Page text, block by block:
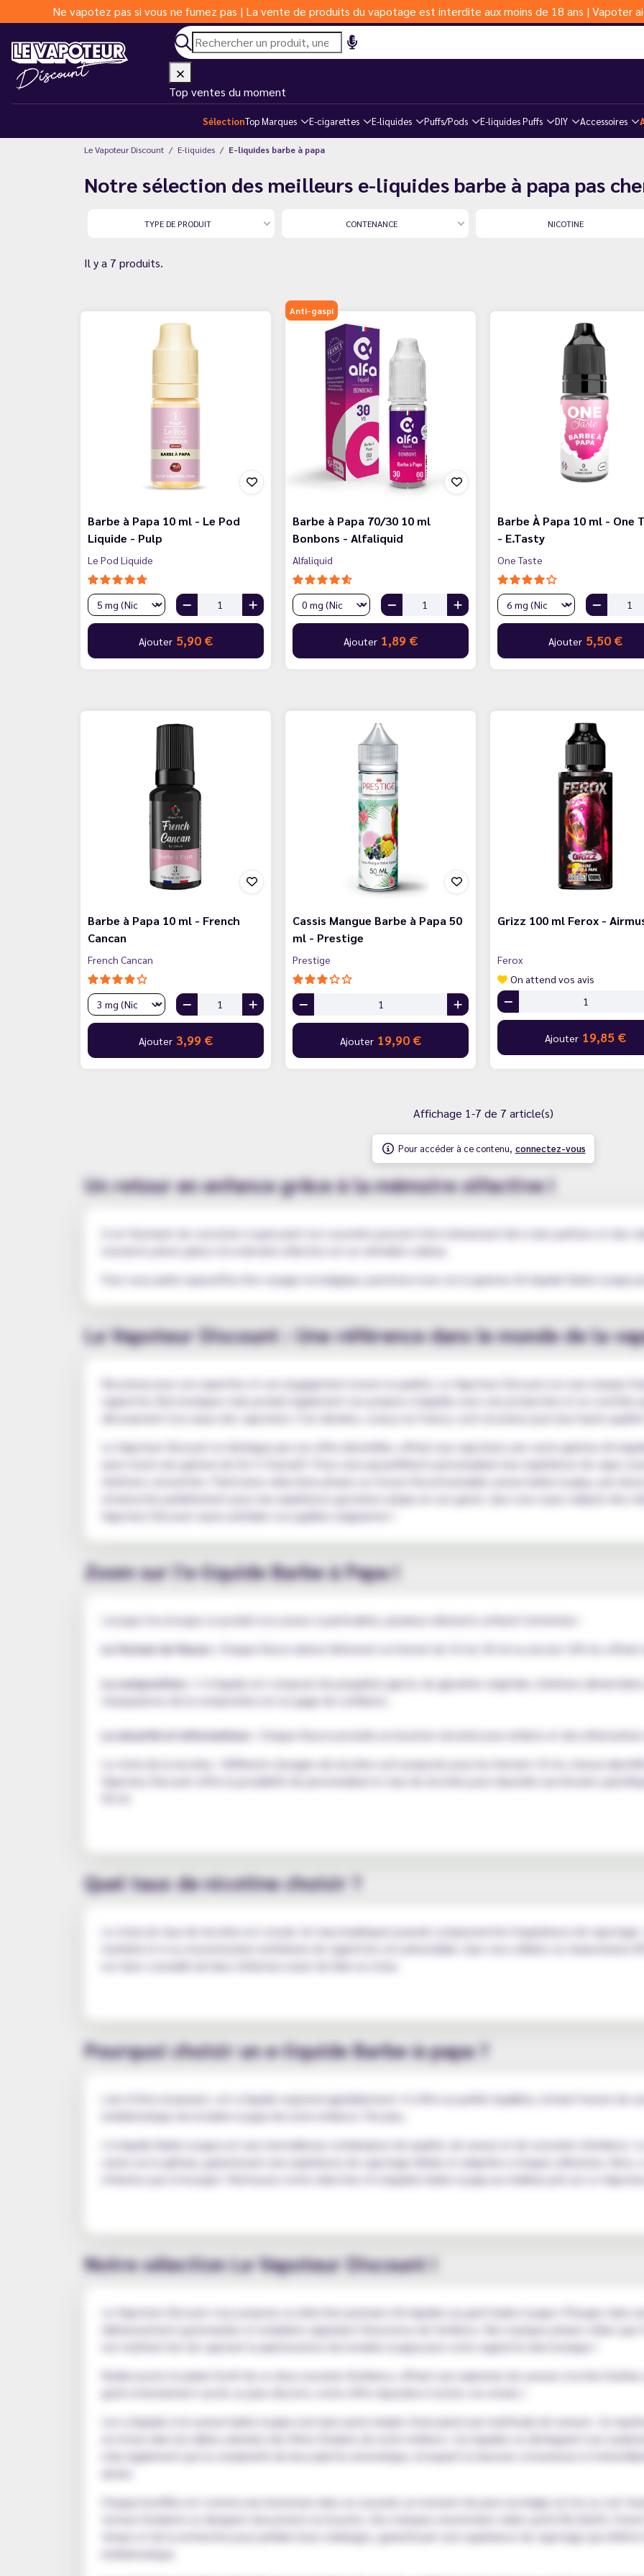
Ne vapotez pas si vous ne fumez pas | La vente de produits du vapotage est interdite aux moins de 18 ans | Vapoter
Top ventes du moment
SélectionTop Marques E-cigarettes E-liquides Puffs/Pods E-liquides Puffs DIY Accessoires
Le Vapoteur Discount E-liquides E-liquides barbe à papa
Notre sélection des meilleurs e-liquides barbe à papa pas
TYPE DE PRODUIT CONTENANCE NICOTINE
Il y a 7 produits.
Barbe à Papa 10 ml - Le Pod
Liquide - Pulp
Le Pod Liquide
Ajouter 5,90 €
Anti-gaspi
Barbe à Papa 70/30 10 ml
Bonbons - Alfaliquid
Alfaliquid
Ajouter 1,89 €
Barbe À Papa 10 ml - One
- E.Tasty
One Taste
Ajouter 5,50 €
Barbe à Papa 10 ml - French
Cancan
French Cancan
Ajouter 3,99 €
Cassis Mangue Barbe à Papa 50
ml - Prestige
Prestige
Ajouter 19,90 €
Grizz 100 ml Ferox -
Ferox
On attend vos avis
Ajouter 19,85 €
Affichage 1-7 de 7 article(s)
Pour accéder à ce contenu, connectez-vous
Un retour en enfance grâce à la mémoire olfactive !
Il est fascinant de constater à quel point nos souvenirs peuvent être intimement liés à des parfums et des
Pour vous parler aujourd'hui d'un voyage nostalgique, penchons-nous sur la gamme d'e-liquide Barbe à papa
Le Vapoteur Discount : Une référence dans le monde de la
Reconnue pour son expertise et son engagement envers la qualité, Le Vapoteur Discount est une marque
cigarettes électroniques mais produit également ses propres e-liquides avec une production et un
Le Vapoteur Discount se distingue par son offre diversifiée, offrant aux vapoteurs une vaste gamme d'e-
aussi toute une gamme de Do It Yourself ! Pour ceux qui préfèrent personnaliser leur expérience de vape, il
d'arômes concentrés. Parmi leurs sélections phares se trouve l'incontournable saveur barbe à papa, une
retranscrite parfaitement pour une expérience gustative unique en son genre. Que vous soyez adepte des
Vapoteur Discount saura satisfaire vos papilles exigeantes !
Zoom sur l'e-liquide Barbe à Papa !
Lorsque l'on évoque ce produit à la saveur si particulière, plusieurs éléments attirent l'attention :
Le format du flacon :
Chaque flacon arbore fièrement un format de 10 ml, 50 ml ou encore 100 ml,
La composition :
L’e-liquide est composé de propylène glycol, de glycérine végétale, d'arômes
transparence de la composition est un gage de confiance.
La sécurité et informations
: Chaque flacon possède un bouchon sécurisé pour enfants et des
Le choix de la nicotine : Différents dosages de nicotine sont proposés pour les formats 10 ml, chacun
Vapoteur Discount offre la possibilité de personnaliser le taux de nicotine pour répondre aux besoins
Quel taux de nicotine choisir ?
Le choix du taux de nicotine est crucial. Un taux inadéquat pourrait compromettre l'expérience de
matériel et à sa consommation antérieure de cigarettes est primordiale. Que vous utilisiez un clearomiseur
Pourquoi choisir un e-liquide Barbe-à-papa ?
Loin d’être écœurant, cet e-liquide surprend agréablement ! Il offre un parfait équilibre, évitant l'excès de
emblématique de la barbe à papa de notre enfance ! De plus,
L'e-liquide Barbe à papa est une merveilleuse combinaison de qualité, de saveur et de souvenirs d'enfance.
cerise sur le gâteau, garantissant une expérience de vapotage idéale et adaptée à chaque utilisateur. Alors,
n'hésitez pas à l'essayer ! Retrouvez notre sélection d’e-liquides barbe à papa au meilleur prix sur Le
Notre sélection Le Vapoteur Discount !
Le Vapoteur Discount vous propose sa sélection premium d'e-liquides au goût barbe à papa ! Plongez dans
délicieusement gourmandes et acidulées rappelant l'innocence de l'enfance. Nos marques phares telles que
ont maîtrisé l'art de capturer la quintessence de la barbe à papa pour votre cigarette électronique !
Redécouvrez le plaisir festif de ce doux souvenir d'enfance, offrant une explosion de saveurs à la fois
Les e-liquides à la saveur barbe à papa sont plus qu'un simple choix parmi une multitude de saveurs : ils
un retour dans les allées animées des fêtes foraines de notre enfance. Ces liquides se distinguent non
mais également par la complexité de leur palette aromatique, évoquant la douceur cotonneuse et
Chaque bouffée est comme une immersion dans un souvenir, un moment de pure nostalgie où l'on se voit
texture fondante se dissipant doucement en bouche. Des marques renommées telles qu'ALFALIQUID,
temps et de la recherche pour parfaire leurs mélanges, garantissant une expérience de vapotage qui
emblématique.